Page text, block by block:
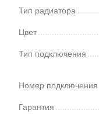
Тип радиатора
Цвет
Тип подключения
Номер подключения
Гарантия